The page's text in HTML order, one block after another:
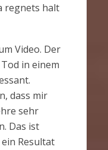
regnets halt
Video. Der
in einem
dass mir
sehr
Das ist
Resultat